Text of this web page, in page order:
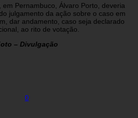
em Pernambuco, Álvaro Porto, deveria
julgamento da ação sobre o caso em
dar andamento, caso seja declarado
ao rito de votação.
– Divulgação
0